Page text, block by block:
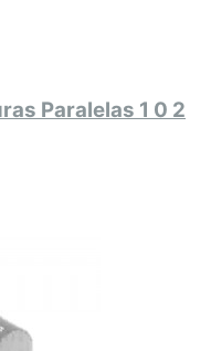
Paralelas 1 0 2